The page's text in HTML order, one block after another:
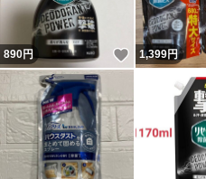
890円 いいね！
1,399円